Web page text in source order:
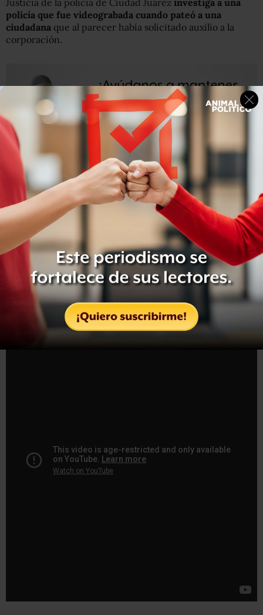
Justicia de la policía de Ciudad Juárez investiga a una
policía que fue videograbada cuando pateó a una
ciudadana que al parecer había solicitado auxilio a la
corporación.
Unvideo “subido” a las redes sociales en el que una
agente de Seguridad Pública patea a una ciudadana
el hecho que detonó la investigación, con la que se
busca determinar si la mujer policía incurrió en algún
delito y en caso de ser así proceder a sancionarla.